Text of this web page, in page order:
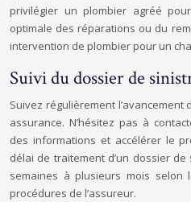
privilégier un plombier agréé
optimale des réparations ou du
intervention de plombier pour un
Suivi du dossier de
Suivez régulièrement
assurance. N’hésitez pas à
des informations et accélérer le
délai de traitement d’un dossier
semaines à plusieurs mois
procédures de l’assureur.